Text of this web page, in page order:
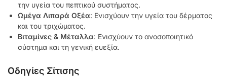
την υγεία του πεπτικού συστήματος.
Ωμέγα Λιπαρά Οξέα: Ενισχύουν την υγεία του δέρματος
και του τριχώματος.
Βιταμίνες & Μέταλλα: Ενισχύουν το ανοσοποιητικό
σύστημα και τη γενική ευεξία.
Οδηγίες Σίτισης